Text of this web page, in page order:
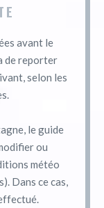
avant le
de reporter
selon les
le guide
ou
météo
Dans ce cas,